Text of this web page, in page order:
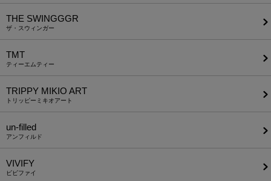
THE SWINGGGR
ザ・スウィンガー
TMT
ティーエムティー
TRIPPY MIKIO ART
トリッピーミキオアート
un-filled
アンフィルド
VIVIFY
ビビファイ